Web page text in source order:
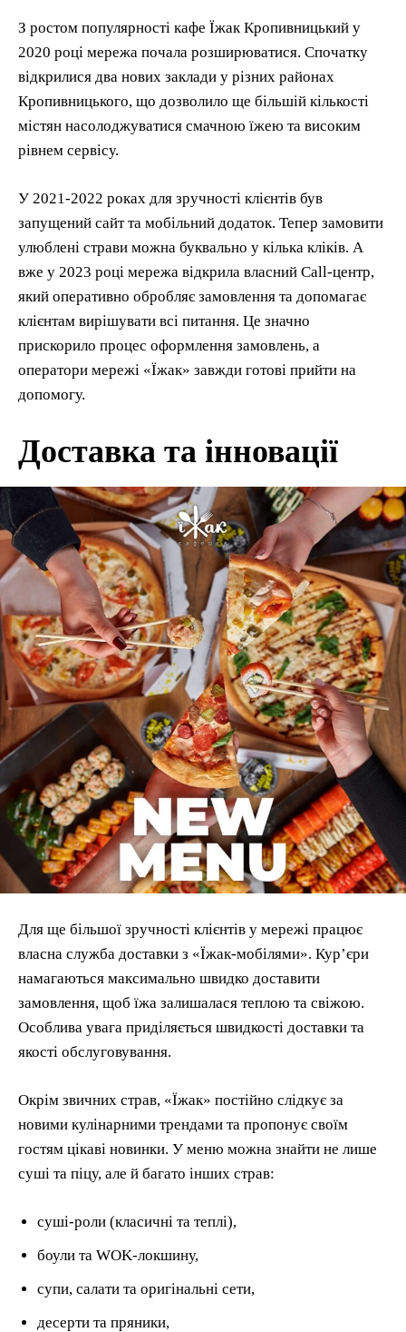
З ростом популярності кафе Їжак Кропивницький у
2020 році мережа почала розширюватися. Спочатку
відкрилися два нових заклади у різних районах
Кропивницького, що дозволило ще більшій кількості
містян насолоджуватися смачною їжею та високим
рівнем сервісу.
У 2021-2022 роках для зручності клієнтів був
запущений сайт та мобільний додаток. Тепер замовити
улюблені страви можна буквально у кілька кліків. А
вже у 2023 році мережа відкрила власний Call-центр,
який оперативно обробляє замовлення та допомагає
клієнтам вирішувати всі питання. Це значно
прискорило процес оформлення замовлень, а
оператори мережі «Їжак» завжди готові прийти на
допомогу.
Доставка та інновації
Для ще більшої зручності клієнтів у мережі працює
власна служба доставки з «Їжак-мобілями». Кур’єри
намагаються максимально швидко доставити
замовлення, щоб їжа залишалася теплою та свіжою.
Особлива увага приділяється швидкості доставки та
якості обслуговування.
Окрім звичних страв, «Їжак» постійно слідкує за
новими кулінарними трендами та пропонує своїм
гостям цікаві новинки. У меню можна знайти не лише
суші та піцу, але й багато інших страв:
суші-роли (класичні та теплі),
боули та WOK-локшину,
супи, салати та оригінальні сети,
десерти та пряники,